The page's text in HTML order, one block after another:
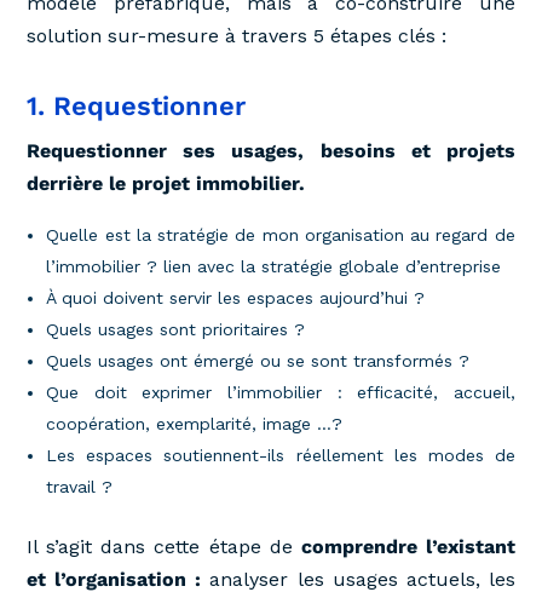
solution sur-mesure à travers 5 étapes clés :
1. Requestionner
Requestionner ses usages, besoins et projets
derrière le projet immobilier.
Quelle est la stratégie de mon organisation au regard de
l’immobilier ? lien avec la stratégie globale d’entreprise
À quoi doivent servir les espaces aujourd’hui ?
Quels usages sont prioritaires ?
Quels usages ont émergé ou se sont transformés ?
Que doit exprimer l’immobilier : efficacité, accueil,
coopération, exemplarité, image …?
Les espaces soutiennent-ils réellement les modes de
travail ?
Il s’agit dans cette étape de comprendre l’existant
et l’organisation : analyser les usages actuels, les